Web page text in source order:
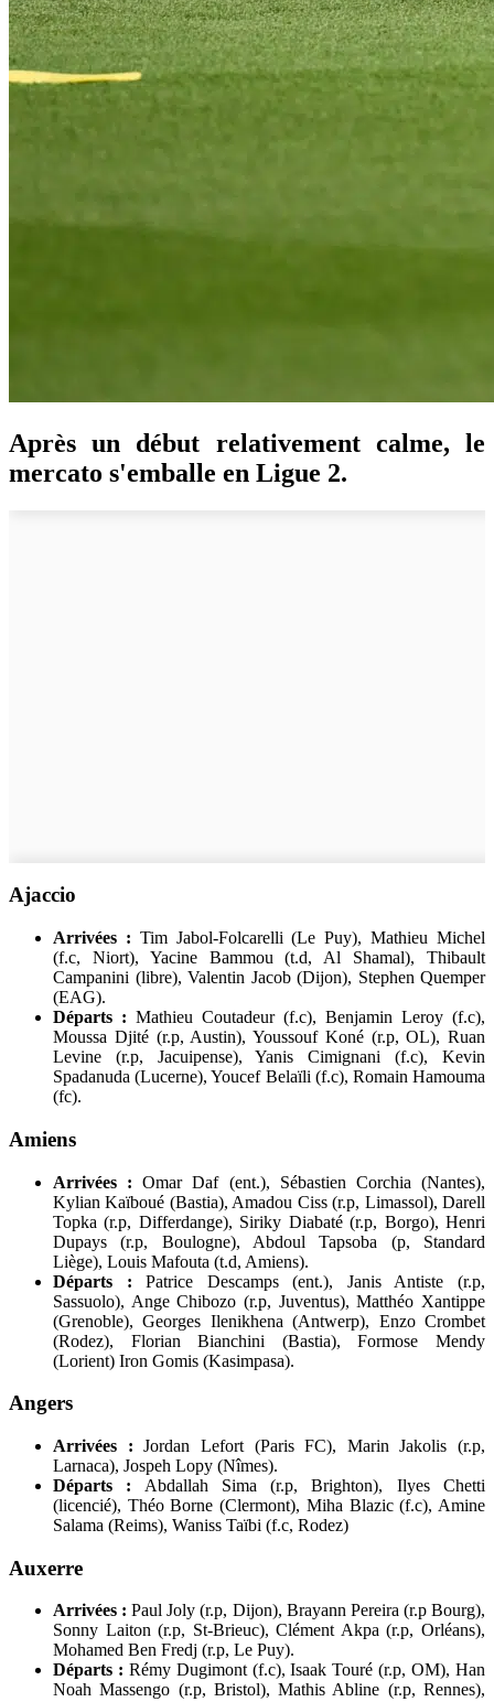
Après un début relativement calme, le
mercato s'emballe en Ligue 2.
Ajaccio
Arrivées : Tim Jabol-Folcarelli (Le Puy), Mathieu Michel
(f.c, Niort), Yacine Bammou (t.d, Al Shamal), Thibault
Campanini (libre), Valentin Jacob (Dijon), Stephen Quemper
(EAG).
Départs : Mathieu Coutadeur (f.c), Benjamin Leroy (f.c),
Moussa Djité (r.p, Austin), Youssouf Koné (r.p, OL), Ruan
Levine (r.p, Jacuipense), Yanis Cimignani (f.c), Kevin
Spadanuda (Lucerne), Youcef Belaïli (f.c), Romain Hamouma
(fc).
Amiens
Arrivées : Omar Daf (ent.), Sébastien Corchia (Nantes),
Kylian Kaïboué (Bastia), Amadou Ciss (r.p, Limassol), Darell
Topka (r.p, Differdange), Siriky Diabaté (r.p, Borgo), Henri
Dupays (r.p, Boulogne), Abdoul Tapsoba (p, Standard
Liège), Louis Mafouta (t.d, Amiens).
Départs : Patrice Descamps (ent.), Janis Antiste (r.p,
Sassuolo), Ange Chibozo (r.p, Juventus), Matthéo Xantippe
(Grenoble), Georges Ilenikhena (Antwerp), Enzo Crombet
(Rodez), Florian Bianchini (Bastia), Formose Mendy
(Lorient) Iron Gomis (Kasimpasa).
Angers
Arrivées : Jordan Lefort (Paris FC), Marin Jakolis (r.p,
Larnaca), Jospeh Lopy (Nîmes).
Départs : Abdallah Sima (r.p, Brighton), Ilyes Chetti
(licencié), Théo Borne (Clermont), Miha Blazic (f.c), Amine
Salama (Reims), Waniss Taïbi (f.c, Rodez)
Auxerre
Arrivées : Paul Joly (r.p, Dijon), Brayann Pereira (r.p Bourg),
Sonny Laiton (r.p, St-Brieuc), Clément Akpa (r.p, Orléans),
Mohamed Ben Fredj (r.p, Le Puy).
Départs : Rémy Dugimont (f.c), Isaak Touré (r.p, OM), Han
Noah Massengo (r.p, Bristol), Mathis Abline (r.p, Rennes),